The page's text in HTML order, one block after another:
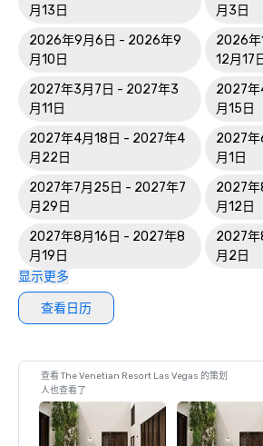
月13日
月3日
2026年9月6日 - 2026年9
月10日
2026年
12月17
2027年3月7日 - 2027年3
月11日
2027年
月15日
2027年4月18日 - 2027年4
月22日
2027
月1日
2027年7月25日 - 2027年7
月29日
2027
月12日
2027年8月16日 - 2027年8
月19日
2027
月2日
显示更多
查看日历
查看 The Venetian Resort Las Vegas 的策划
人也查看了